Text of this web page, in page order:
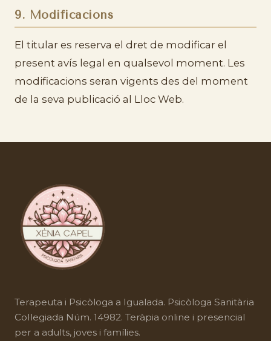
9. Modificacions
El titular es reserva el dret de modificar el
present avís legal en qualsevol moment. Les
modificacions seran vigents des del moment
de la seva publicació al Lloc Web.
Terapeuta i Psicòloga a Igualada. Psicòloga Sanitària
Col·legiada Núm. 14982. Teràpia online i presencial
per a adults, joves i famílies.